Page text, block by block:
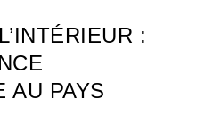
:
AU PAYS